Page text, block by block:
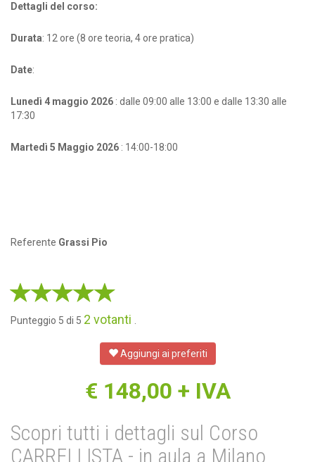
Dettagli del corso:
Durata: 12 ore (8 ore teoria, 4 ore pratica)
Date:
Lunedì 4 maggio 2026 : dalle 09:00 alle 13:00 e dalle 13:30 alle
17:30
Martedì 5 Maggio 2026 : 14:00-18:00
Referente Grassi Pio
Punteggio 5 di 5 2 votanti
Aggiungi ai preferiti
€ 148,00 + IVA
Scopri tutti i dettagli sul Corso
CARRELLISTA - in aula a Milano